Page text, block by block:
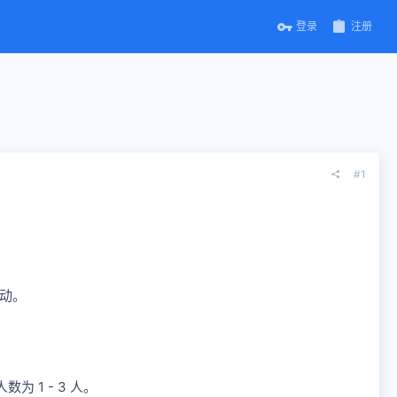
登录 注册
#1
。
为 1 - 3 人。